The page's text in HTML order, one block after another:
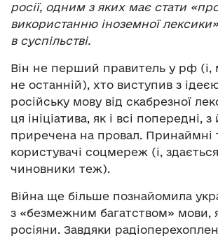
росії, одним з яких має стати
використанню іноземної
в суспільстві.
Він не перший правитель у рф (і,
не останній), хто виступив з
російську мову від скабрезної
ця ініціатива, як і всі попередні,
приречена на провал. Принаймні
користувачі соцмереж (і,
чиновники теж).
Війна ще більше познайомила
з «безмежним багатством» мови,
росіяни. Завдяки